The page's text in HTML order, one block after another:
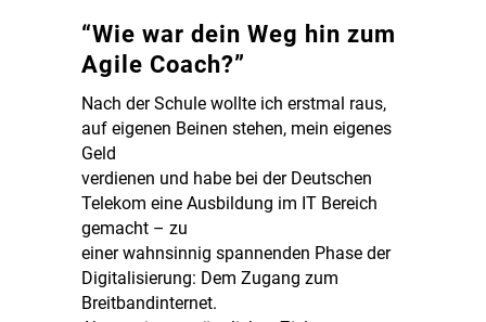
“Wie war dein Weg hin zum
Agile Coach?”
Nach der Schule wollte ich erstmal raus,
auf eigenen Beinen stehen, mein eigenes
Geld
verdienen und habe bei der Deutschen
Telekom eine Ausbildung im IT Bereich
gemacht – zu
einer wahnsinnig spannenden Phase der
Digitalisierung: Dem Zugang zum
Breitbandinternet.